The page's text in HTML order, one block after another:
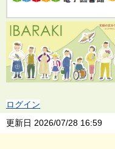
更新日 2026/07/28 16:59
ログイン